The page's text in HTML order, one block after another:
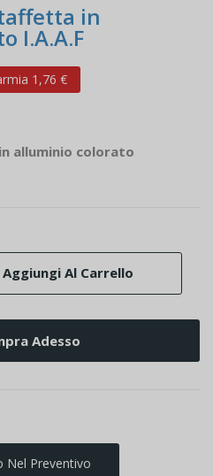
in
I.A.A.F
1,76 €
alluminio colorato
Aggiungi Al Carrello
Adesso
Nel Preventivo